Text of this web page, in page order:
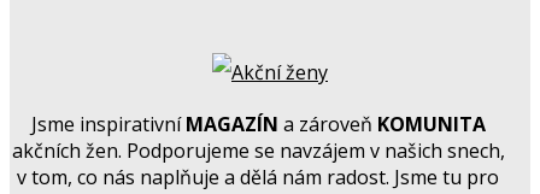
Jsme inspirativníMAGAZÍN a zároveň KOMUNITA
akčních žen. Podporujeme se navzájem v našich snech,
v tom, co nás naplňuje a dělá nám radost. Jsme tu pro